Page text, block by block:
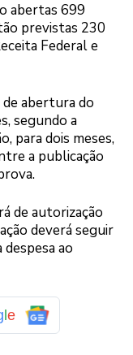
abertas 699
previstas 230
Federal e
abertura do
segundo a
para dois meses,
a publicação
de autorização
deverá seguir
ao
le